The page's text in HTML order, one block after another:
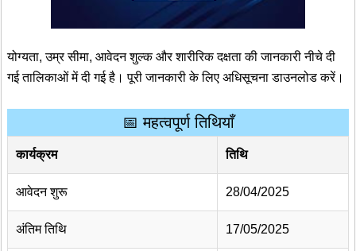
योग्यता, उम्र सीमा, आवेदन शुल्क और शारीरिक दक्षता की जानकारी नीचे दी
गई तालिकाओं में दी गई है। पूरी जानकारी के लिए अधिसूचना डाउनलोड करें।
📅 महत्वपूर्ण तिथियाँ
कार्यक्रम तिथि
आवेदन शुरू 28/04/2025
अंतिम तिथि 17/05/2025